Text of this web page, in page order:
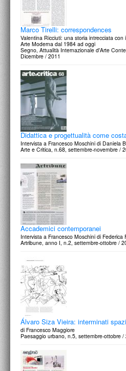
Marco Tirelli: correspondences
Valentina Ricciuti: una storia intrecciata
Arte Moderna dal 1984 ad oggi
Segno, Attualità Internazionale d'Arte
Dicembre / 2011
Didattica e progettualità come
Intervista a Francesco Moschini di Daniela
Arte e Critica, n.68, settembre-novembre /
Accademici contemporanei
Intervista a Francesco Moschini di Federica
Artribune, anno I, n.2, settembre-ottobre /
Álvaro Siza Vieira: interminati spazi
di Francesco Maggiore
Paesaggio urbano, n.5, settembre-ottobre /